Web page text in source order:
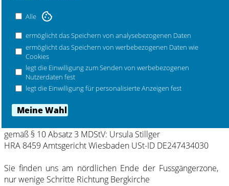
Alle
ermöglicht das Speichern von analysebezogenen Daten
ermöglicht das Speichern von werbebezogenen Daten wie
Cookies
legt die Einwilligung zum Senden von werbebezogenen
Nutzerdaten fest
legt die Einwilligung für personalisierte Anzeigen fest
Mehr Marken ...
Kochen und Design Stillger e.Kfr.
Inh. Ursula Stillger
Tel 0611-3414542 , email
gemäß § 10 Absatz 3 MDStV: Ursula Stillger
HRA 8459 Amtsgericht Wiesbaden USt-ID DE247434030
Sie finden uns am nördlichen Ende der Fussgängerzone,
nur wenige Schritte Richtung Bergkirche